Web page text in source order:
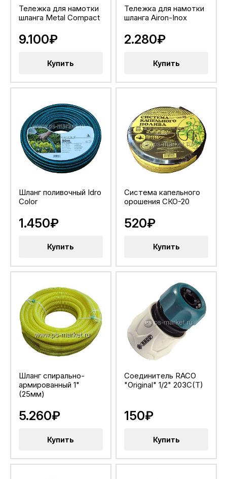
Тележка для намотки
шланга Metal Compact
9.100₽
Купить
Тележка для намотки
шланга Airon-Inox
2.280₽
Купить
Шланг поливочный Idro
Color
1.450₽
Купить
Система капельного
орошения СКО-20
520₽
Купить
Шланг спирально-
армированный 1"
(25мм)
5.260₽
Купить
Соединитель RACO
"Original" 1/2" 203C(T)
150₽
Купить